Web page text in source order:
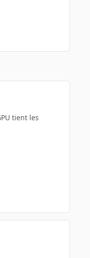
tient les